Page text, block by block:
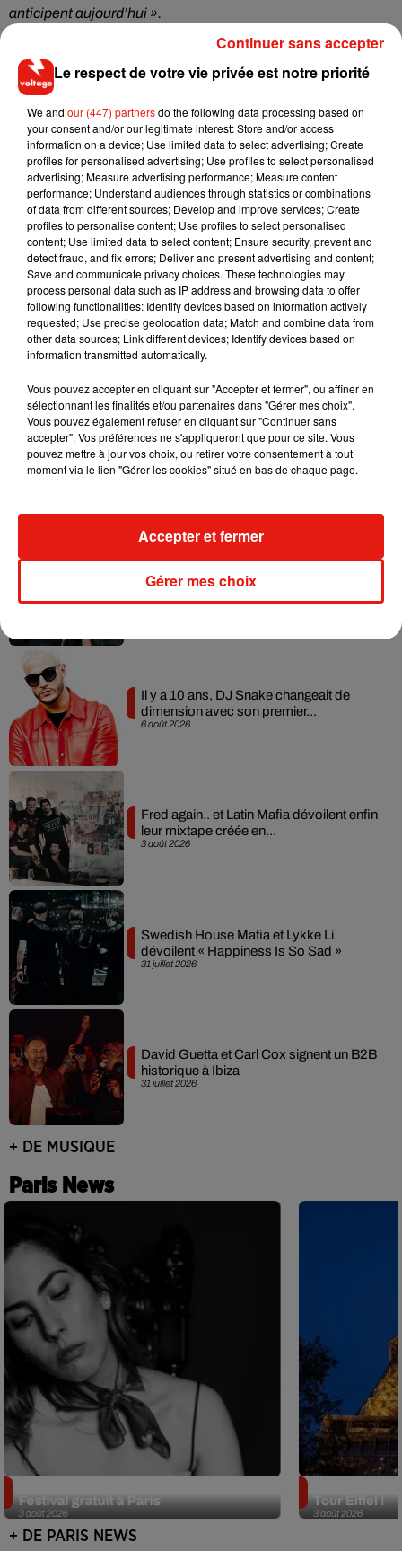
anticipent aujourd’hui ».
Comment éviter la galère ?
Files d’attentes interminables devant les stations-services
de la région, prix qui flambent… En mai 2016 déjà donc,
remplir son réservoir était très compliqué en Ile-de-France.
L’an dernier, les raffineries de la région étaient notamment
bloquées, sur fond de contestation contre la Loi Travail. Si
pour le moment la situation n’est pas comparable, la crainte
de la panne sèche refait surface.Plusieurs sites et
applications mobiles existent(commemon-essence.fr) pour
savoir si la station service près de chez vous est encore
pleine. De quoi éviter de tourner en rond pour remplir son
réservoir.
Musique
RÜFÜS DU SOL annonce un nouvel
album après sa tournée mondiale
7 août 2026
Angèle et Amélie Lens dévoilent leur
collaboration tant attendue
6 août 2026
Il y a 10 ans, DJ Snake changeait de
dimension avec son premier...
3 août 2026
Fred again.. et Latin Mafia dévoilent enfin
leur mixtape créée en...
31 juillet 2026
Swedish House Mafia et Lykke Li
dévoilent « Happiness Is So Sad »
31 juillet 2026
David Guetta et Carl Cox signent un B2B
historique à Ibiza
+ DE MUSIQUE
Paris News
3 août 2026
Festival gratuit à Paris
3 août 2026
Tour Eiffel !
+ DE PARIS NEWS
Le respect de votre vie privée est notre priorité
We and our (447) partnersdo the following data processing based on
your consent and/or our legitimate interest: Store and/or access
information on a device; Use limited data to select advertising; Create
profiles for personalised advertising; Use profiles to select personalised
advertising; Measure advertising performance; Measure content
performance; Understand audiences through statistics or combinations
of data from different sources; Develop and improve services; Create
profiles to personalise content; Use profiles to select personalised
content; Use limited data to select content; Ensure security, prevent and
detect fraud, and fix errors; Deliver and present advertising and content;
Save and communicate privacy choices. These technologies may
process personal data such as IP address and browsing data to offer
following functionalities: Identify devices based on information actively
requested; Use precise geolocation data; Match and combine data from
other data sources; Link different devices; Identify devices based on
information transmitted automatically.
Vous pouvez accepter en cliquant sur "Accepter et fermer", ou affiner en
sélectionnant les finalités et/ou partenaires dans "Gérer mes choix".
Vous pouvez également refuser en cliquant sur "Continuer sans
accepter". Vos préférences ne s'appliqueront que pour ce site. Vous
pouvez mettre à jour vos choix, ou retirer votre consentement à tout
moment via le lien "Gérer les cookies" situé en bas de chaque page.
Gérer mes choix
Accepter et fermer
Continuer sans accepter